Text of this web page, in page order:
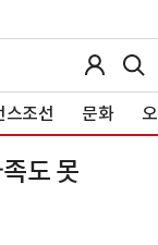
스조선 문화
도 못